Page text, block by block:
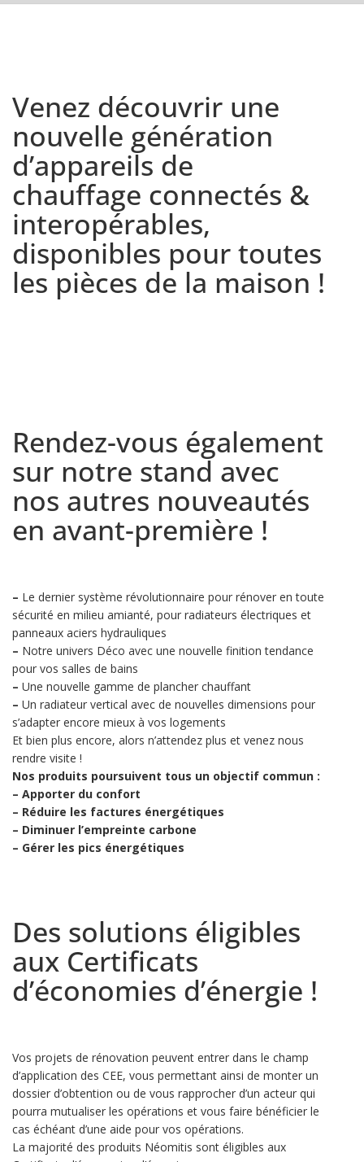
Venez découvrir une
nouvelle génération
d’appareils de
chauffage connectés &
interopérables,
disponibles pour toutes
les pièces de la maison !
Rendez-vous également
sur notre stand avec
nos autres nouveautés
en avant-première !
– Le dernier système révolutionnaire pour rénover en toute
sécurité en milieu amianté, pour radiateurs électriques et
panneaux aciers hydrauliques
– Notre univers Déco avec une nouvelle finition tendance
pour vos salles de bains
– Une nouvelle gamme de plancher chauffant
– Un radiateur vertical avec de nouvelles dimensions pour
s’adapter encore mieux à vos logements
Et bien plus encore, alors n’attendez plus et venez nous
rendre visite !
Nos produits poursuivent tous un objectif commun :
– Apporter du confort
– Réduire les factures énergétiques
– Diminuer l’empreinte carbone
– Gérer les pics énergétiques
Des solutions éligibles
aux Certificats
d’économies d’énergie !
Vos projets de rénovation peuvent entrer dans le champ
d’application des CEE, vous permettant ainsi de monter un
dossier d’obtention ou de vous rapprocher d’un acteur qui
pourra mutualiser les opérations et vous faire bénéficier le
cas échéant d’une aide pour vos opérations.
La majorité des produits Néomitis sont éligibles aux